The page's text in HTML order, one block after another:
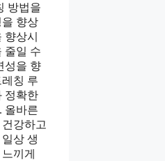
방법을
향상
상시
줄일 수
성을 향
칭 루
정확한
올바른
강하고
상 생
끼게